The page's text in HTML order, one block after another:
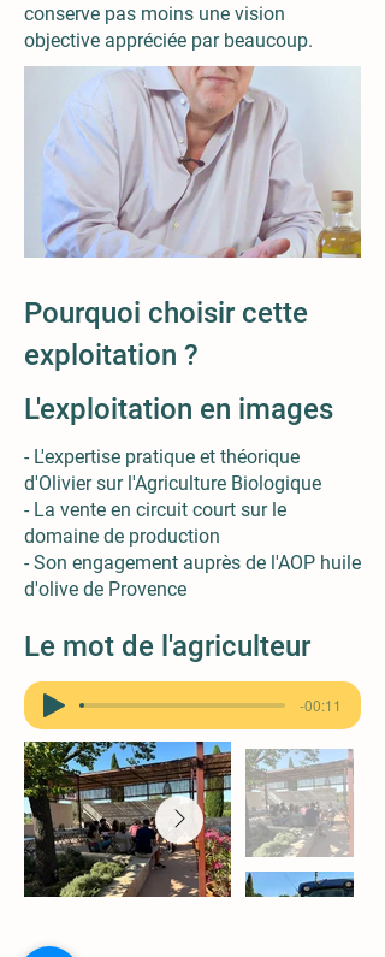
conserve pas moins une vision
objective appréciée par beaucoup.
Pourquoi choisir cette
exploitation ?
L'exploitation en images
- L'expertise pratique et théorique
d'Olivier sur l'Agriculture Biologique
- La vente en circuit court sur le
domaine de production
- Son engagement auprès de l'AOP huile
d'olive de Provence
Le mot de l'agriculteur
-00:11